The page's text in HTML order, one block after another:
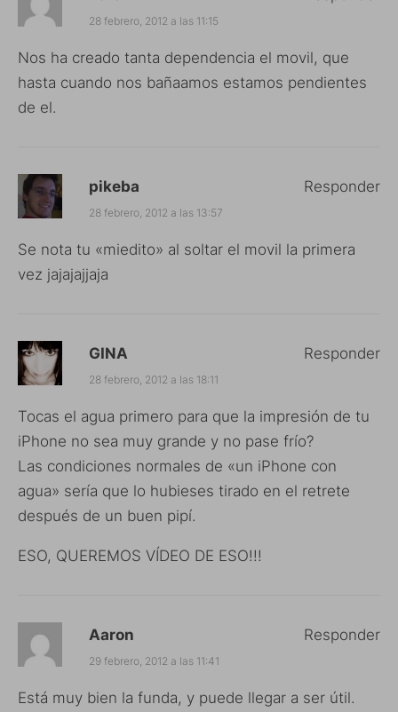
28 febrero, 2012 a las 11:15
Nos ha creado tanta dependencia el movil, que
hasta cuando nos bañaamos estamos pendientes
de el.
pikeba
28 febrero, 2012 a las 13:57
Se nota tu «miedito» al soltar el movil la primera
vez jajajajjaja
Responder
GINA
28 febrero, 2012 a las 18:11
Tocas el agua primero para que la impresión de tu
iPhone no sea muy grande y no pase frío?
Las condiciones normales de «un iPhone con
agua» sería que lo hubieses tirado en el retrete
después de un buen pipí.
ESO, QUEREMOS VÍDEO DE ESO!!!
Responder
Aaron
29 febrero, 2012 a las 11:41
Está muy bien la funda, y puede llegar a ser útil.
Responder